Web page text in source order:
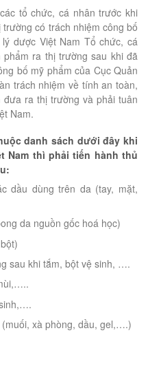
tổ chức, cá nhân trước khi
có trách nhiệm công bố
dược Việt Nam Tổ chức, cá
ra thị trường sau khi đã
bố mỹ phẩm của Cục Quản
trách nhiệm về tính an toàn,
ra thị trường và phải tuân
Nam.
danh sách dưới đây khi
Nam thì phải tiến hành thủ
dầu dùng trên da (tay, mặt,
da nguồn gốc hoá học)
sau khi tắm, bột vệ sinh, ….
xà phòng, dầu, gel,….)